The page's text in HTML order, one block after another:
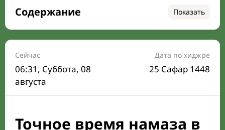
Содержание Показать
Время намаза на сегодня
Расписание на месяц
Время Сухура и Ифтара на сегодня
Календарь рамадана
Направление киблы
Сейчас
06:31 , Суббота, 08
августа
Дата по хиджре
25 Сафар 1448
Точное время намаза в